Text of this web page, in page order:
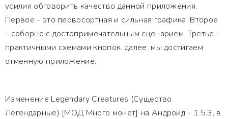
усилия обговорить качество данной приложения.
Первое - это первосортная и сильная графика. Второе
- соборно с достопримечательным сценарием. Третье -
практичными схемами кнопок. далее, мы достигаем
отменную приложение.
Изменение Legendary Creatures (Существо
Легендарные) [МОД Много монет] на Андроид - 1.5.3, в